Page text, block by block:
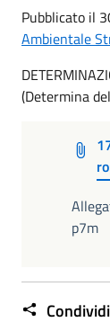
Pubblicato il
Ambientale
(Determina
p7m